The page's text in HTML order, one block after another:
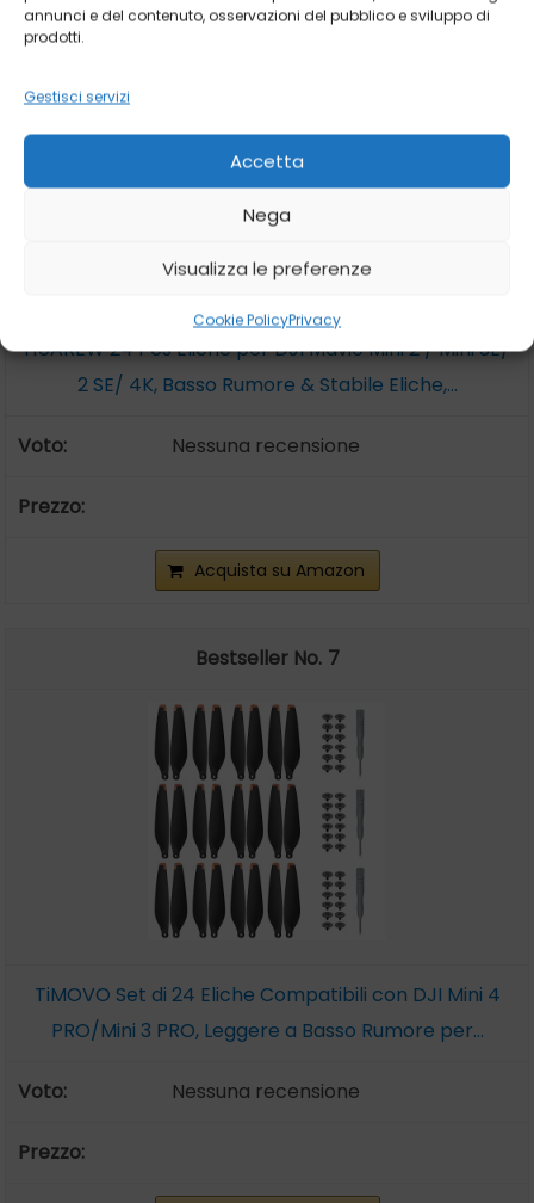
annunci e del contenuto, osservazioni del pubblico e sviluppo di
prodotti.
Gestisci servizi
Accetta
Nega
Visualizza le preferenze
Cookie PolicyPrivacy
6
HUAREW 24 Pcs Eliche per DJI Mavic Mini 2 / Mini SE/
2 SE/ 4K, Basso Rumore & Stabile Eliche,...
Nessuna recensione
Acquista su Amazon
7
TiMOVO Set di 24 Eliche Compatibili con DJI Mini 4
PRO/Mini 3 PRO, Leggere a Basso Rumore per...
Nessuna recensione